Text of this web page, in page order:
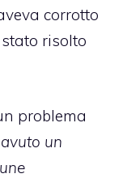
corrotto
risolto
problema
un